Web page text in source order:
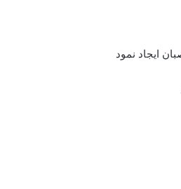
ایجاد نمود